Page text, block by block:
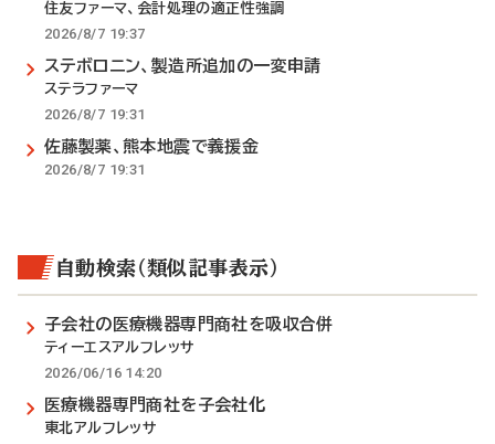
住友ファーマ、会計処理の適正性強調
2026/8/7 19:37
ステボロニン、製造所追加の一変申請
ステラファーマ
2026/8/7 19:31
佐藤製薬、熊本地震で義援金
2026/8/7 19:31
自動検索（類似記事表示）
子会社の医療機器専門商社を吸収合併
ティーエスアルフレッサ
2026/06/16 14:20
医療機器専門商社を子会社化
東北アルフレッサ